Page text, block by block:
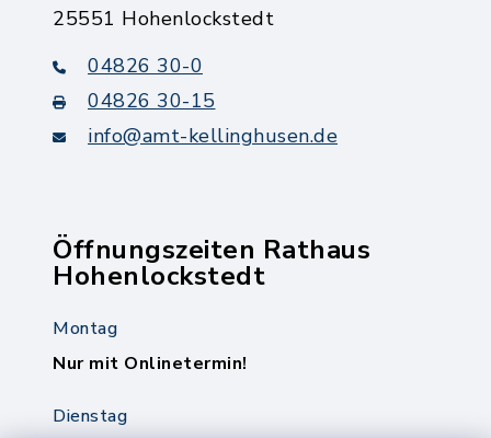
25551 Hohenlockstedt
04826 30-0
04826 30-15
info@amt-kellinghusen.de
Öffnungszeiten Rathaus
Hohenlockstedt
Montag
Nur mit Onlinetermin!
Dienstag